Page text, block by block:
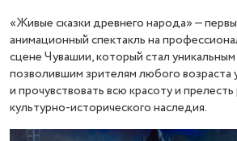
«Живые сказки древнего народа» —
анимационный спектакль на
сцене Чувашии, который стал
позволившим зрителям любого возраста
и прочувствовать всю красоту и
культурно-исторического наследия.